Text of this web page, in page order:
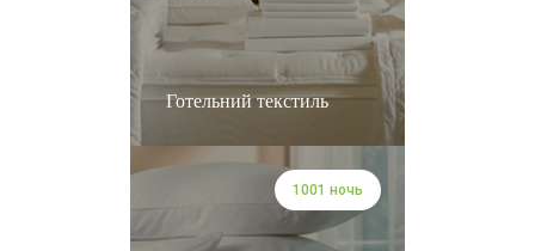
Готельний текстиль
1001 ночь